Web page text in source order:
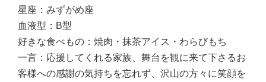
星座： みずがめ座
血液型： B型
好きな食べもの： 焼肉・抹茶アイス・わらびもち
一言： 応援してくれる家族、舞台を観に来て下さるお
客様への感謝の気持ちを忘れず、沢山の方々に笑顔を